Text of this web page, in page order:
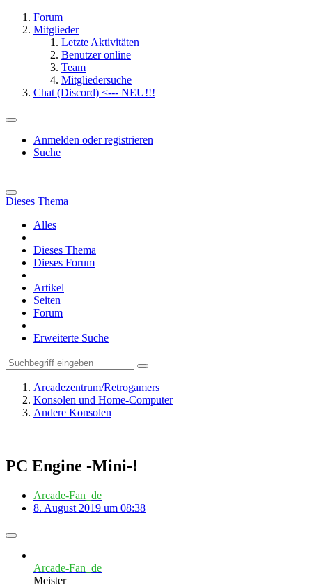
Forum
Mitglieder
Letzte Aktivitäten
Benutzer online
Team
Mitgliedersuche
Chat (Discord) <--- NEU!!!
Anmelden oder registrieren
Suche
Dieses Thema
Alles
Dieses Thema
Dieses Forum
Artikel
Seiten
Forum
Erweiterte Suche
Arcadezentrum/Retrogamers
Konsolen und Home-Computer
Andere Konsolen
PC Engine -Mini-!
Arcade-Fan_de
8. August 2019 um 08:38
Arcade-Fan_de
Meister